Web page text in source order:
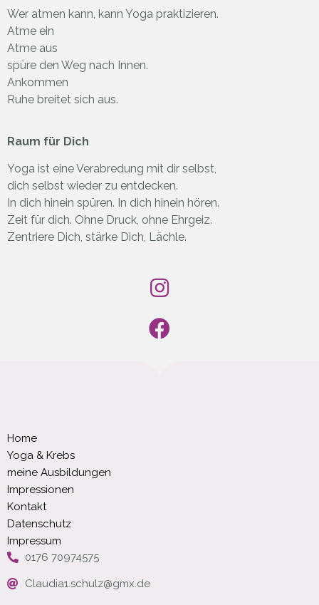
Wer atmen kann, kann Yoga praktizieren.
Atme ein
Atme aus
spüre den Weg nach Innen.
Ankommen
Ruhe breitet sich aus.
Raum für Dich
Yoga ist eine Verabredung mit dir selbst,
dich selbst wieder zu entdecken.
In dich hinein spüren. In dich hinein hören.
Zeit für dich. Ohne Druck, ohne Ehrgeiz.
Zentriere Dich, stärke Dich, Lächle.
Home
Yoga & Krebs
meine Ausbildungen
Impressionen
Kontakt
Datenschutz
Impressum
0176 70974575
Claudia1.schulz@gmx.de